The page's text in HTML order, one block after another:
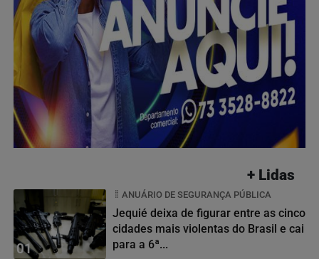
+ Lidas
01
ANUÁRIO DE SEGURANÇA PÚBLICA
Jequié deixa de figurar entre as cinco
cidades mais violentas do Brasil e cai
para a 6ª...